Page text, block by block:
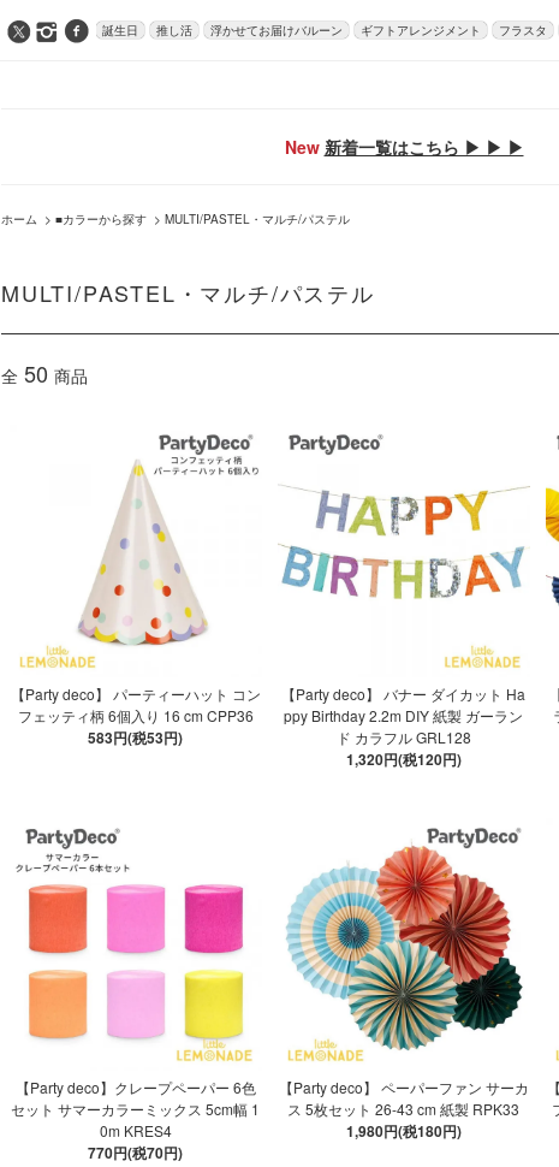
誕生日 推し活 浮かせてお届けバルーン ギフトアレンジメント フラスタ
New 新着一覧はこちら ▶ ▶ ▶
ホーム > ■カラーから探す > MULTI/PASTEL・マルチ/パステル
MULTI/PASTEL・マルチ/パステル
全 50 商品
【Party deco】 パーティーハット コン
フェッティ柄 6個入り 16 cm CPP36
583円(税53円)
【Party deco】 バナー ダイカット Ha
ppy Birthday 2.2m DIY 紙製 ガーラン
ド カラフル GRL128
1,320円(税120円)
【Party deco】クレープペーパー 6色
セット サマーカラーミックス 5cm幅 1
0m KRES4
770円(税70円)
【Party deco】 ペーパーファン サーカ
ス 5枚セット 26-43 cm 紙製 RPK33
1,980円(税180円)